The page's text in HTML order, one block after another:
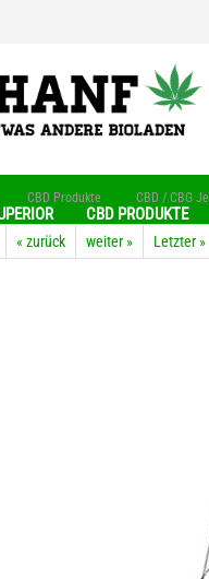
CBD PRODUKTE
CBD Produkte CBD / CBG
« zurück weiter » Letzter »